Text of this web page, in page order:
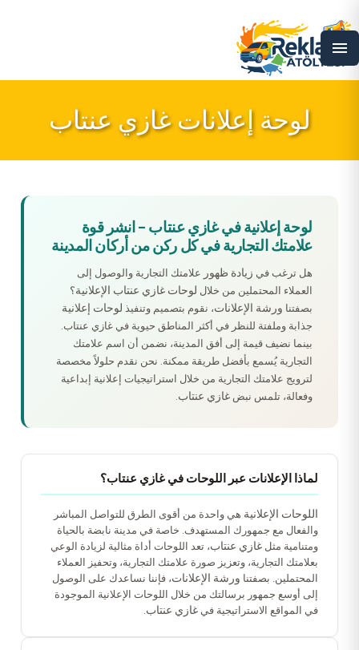
menu
لوحة إعلانات غازي عنتاب
لوحة إعلانية في غازي عنتاب – انشر قوة
علامتك التجارية في كل ركن من أركان المدينة
هل ترغب في زيادة ظهور علامتك التجارية والوصول إلى
العملاء المحتملين من خلال لوحات غازي عنتاب الإعلانية؟
بصفتنا ورشة الإعلانات، نقوم بتصميم وتنفيذ لوحات إعلانية
جذابة وملفتة للنظر في أكثر المناطق حيوية في غازي عنتاب.
بينما نضيف قيمة إلى أفق المدينة، نضمن أن اسم علامتك
التجارية يُسمع بأفضل طريقة ممكنة. نحن نقدم حلولاً مخصصة
لترويج علامتك التجارية من خلال استراتيجيات إعلانية إبداعية
وفعالة، تلمس نبض غازي عنتاب.
لماذا الإعلانات عبر اللوحات في غازي عنتاب؟
اللوحات الإعلانية هي واحدة من أقوى الطرق للتواصل المباشر
والفعال مع جمهورك المستهدف. خاصة في مدينة نابضة بالحياة
ومتنامية مثل غازي عنتاب، تعد اللوحات أداة مثالية لزيادة الوعي
بعلامتك التجارية، وتعزيز صورة علامتك التجارية، وتحفيز العملاء
المحتملين. بصفتنا ورشة الإعلانات، فإننا نساعدك على الوصول
إلى أوسع جمهور برسالتك من خلال اللوحات الإعلانية الموجودة
في المواقع الاستراتيجية في غازي عنتاب.